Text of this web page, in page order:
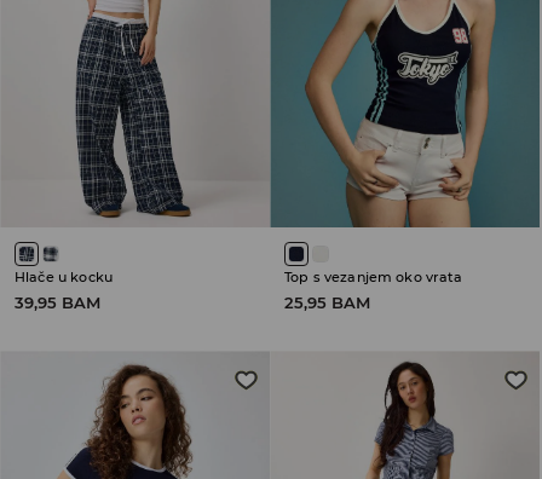
Hlače u kocku
39,95 BAM
Top s vezanjem oko vrata
25,95 BAM